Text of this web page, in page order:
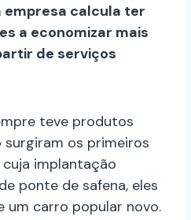
empresa calcula ter
a economizar mais
de serviços
teve produtos
os primeiros
implantação
ponte de safena, eles
um carro popular novo.